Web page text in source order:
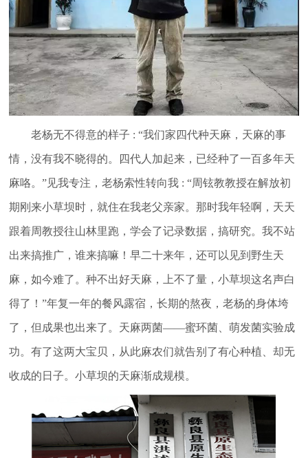
老杨无不得意的样子 : “我们家四代种天麻，天麻的事
情，没有我不晓得的。四代人加起来，已经种了一百多年天
麻咯。”见我专注，老杨索性转向我 : “周铉教教授在解放初
期刚来小草坝时，就住在我老父亲家。那时我年轻啊，天天
跟着周教授往山林里跑，学会了记录数据，搞研究。我不站
出来搞推广，谁来搞嘛！早二十来年，还可以见到野生天
麻，如今难了。种不出好天麻，上不了量，小草坝这名声白
得了！”年复一年的餐风露宿，长期的熬夜，老杨的身体垮
了，但成果也出来了。天麻两菌——蜜环菌、萌发菌实验成
功。有了这两大宝贝，从此麻农们就告别了有心种植、却无
收成的日子。小草坝的天麻渐成规模。